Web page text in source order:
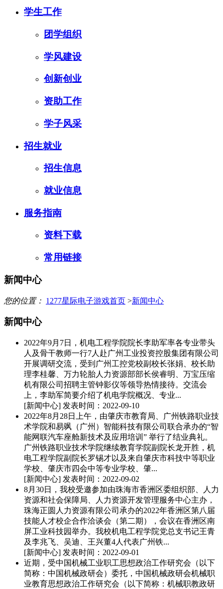
学生工作
团学组织
学风建设
创新创业
资助工作
学子风采
招生就业
招生信息
就业信息
服务指南
资料下载
常用链接
新闻中心
您的位置： 1277星际电子游戏首页 >新闻中心
新闻中心
2022年9月7日，机电工程学院院长李助军率各专业带头
人及骨干教师一行7人赴广州工业投资控股集团有限公司
开展调研交流，受到广州工控党校副校长张娟、校长助
理李桂馨、万力轮胎人力资源部部长侯睿明、万宝压缩
机有限公司招聘主管钟影仪等领导热情接待。交流会
上，李助军简要介绍了机电学院概况、专业...
[新闻中心] 发表时间：2022-09-10
2022年8月28日上午，由肇庆市教育局、广州铁路职业技
术学院和易飒（广州）智能科技有限公司联合承办的“智
能网联汽车座舱新技术及应用培训” 举行了结业典礼。
广州铁路职业技术学院继续教育学院副院长龙开胜，机
电工程学院副院长罗锡才以及来自肇庆市科技中等职业
学校、肇庆市四会中等专业学校、肇...
[新闻中心] 发表时间：2022-09-02
8月30日，我校受邀参加由珠海市香洲区委组织部、人力
资源和社会保障局、人力资源开发管理服务中心主办，
珠海正圆人力资源有限公司承办的2022年香洲区第八届
技能人才校企合作洽谈会（第二期），会议在香洲区南
屏工业科技园举办。我校机电工程学院党总支书记王青
及李兆飞、吴迪、王兴董4人代表广州铁...
[新闻中心] 发表时间：2022-09-01
近期，受中国机械工业职工思想政治工作研究会（以下
简称：中国机械政研会）委托，中国机械政研会机械职
业教育思想政治工作研究会（以下简称：机械职教政研